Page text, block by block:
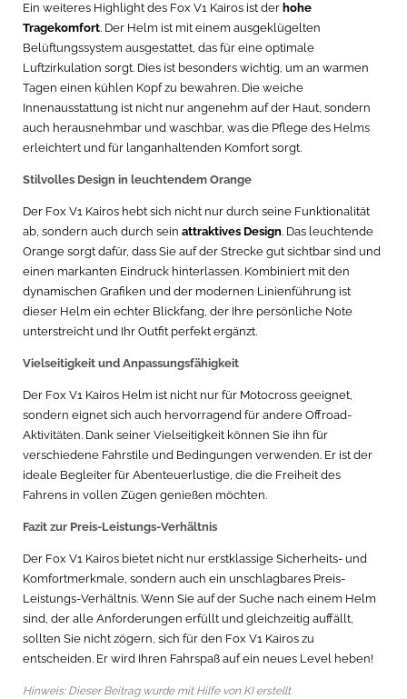
Ein weiteres Highlight des Fox V1 Kairos ist der hohe
Tragekomfort. Der Helm ist mit einem ausgeklügelten
Belüftungssystem ausgestattet, das für eine optimale
Luftzirkulation sorgt. Dies ist besonders wichtig, um an warmen
Tagen einen kühlen Kopf zu bewahren. Die weiche
Innenausstattung ist nicht nur angenehm auf der Haut, sondern
auch herausnehmbar und waschbar, was die Pflege des Helms
erleichtert und für langanhaltenden Komfort sorgt.
Stilvolles Design in leuchtendem Orange
Der Fox V1 Kairos hebt sich nicht nur durch seine Funktionalität
ab, sondern auch durch sein attraktives Design. Das leuchtende
Orange sorgt dafür, dass Sie auf der Strecke gut sichtbar sind und
einen markanten Eindruck hinterlassen. Kombiniert mit den
dynamischen Grafiken und der modernen Linienführung ist
dieser Helm ein echter Blickfang, der Ihre persönliche Note
unterstreicht und Ihr Outfit perfekt ergänzt.
Vielseitigkeit und Anpassungsfähigkeit
Der Fox V1 Kairos Helm ist nicht nur für Motocross geeignet,
sondern eignet sich auch hervorragend für andere Offroad-
Aktivitäten. Dank seiner Vielseitigkeit können Sie ihn für
verschiedene Fahrstile und Bedingungen verwenden. Er ist der
ideale Begleiter für Abenteuerlustige, die die Freiheit des
Fahrens in vollen Zügen genießen möchten.
Fazit zur Preis-Leistungs-Verhältnis
Der Fox V1 Kairos bietet nicht nur erstklassige Sicherheits- und
Komfortmerkmale, sondern auch ein unschlagbares Preis-
Leistungs-Verhältnis. Wenn Sie auf der Suche nach einem Helm
sind, der alle Anforderungen erfüllt und gleichzeitig auffällt,
sollten Sie nicht zögern, sich für den Fox V1 Kairos zu
entscheiden. Er wird Ihren Fahrspaß auf ein neues Level heben!
Hinweis: Dieser Beitrag wurde mit Hilfe von KI erstellt